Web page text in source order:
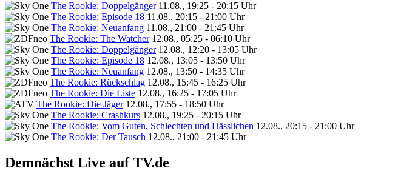
The Rookie: Doppelgänger 11.08., 19:25 - 20:15 Uhr
The Rookie: Episode 18 11.08., 20:15 - 21:00 Uhr
The Rookie: Neuanfang 11.08., 21:00 - 21:45 Uhr
The Rookie: The Watcher 12.08., 05:25 - 06:10 Uhr
The Rookie: Doppelgänger 12.08., 12:20 - 13:05 Uhr
The Rookie: Episode 18 12.08., 13:05 - 13:50 Uhr
The Rookie: Neuanfang 12.08., 13:50 - 14:35 Uhr
The Rookie: Rückschlag 12.08., 15:45 - 16:25 Uhr
The Rookie: Die Liste 12.08., 16:25 - 17:05 Uhr
The Rookie: Die Jäger 12.08., 17:55 - 18:50 Uhr
The Rookie: Crashkurs 12.08., 19:25 - 20:15 Uhr
The Rookie: Vom Guten, Schlechten und Hässlichen 12.08., 20:15 - 21:00 Uhr
The Rookie: Der Tausch 12.08., 21:00 - 21:45 Uhr
Demnächst Live auf TV.de